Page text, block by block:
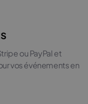
ou PayPal et
vos événements en